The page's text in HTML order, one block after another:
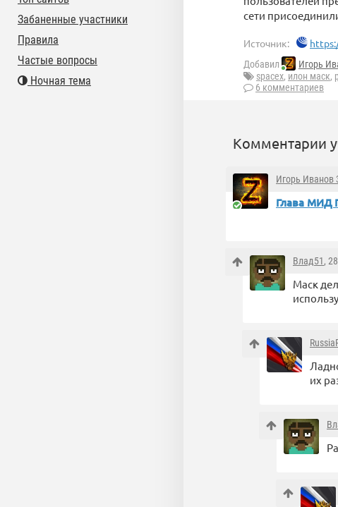
сети
Источник:
Добавил Игорь
spacex, илон маск,
6 комментариев
Комментарии
Игорь Иванов
Глава МИД
Влад51,
Маск
их
Забаненные участники
Правила
Частые вопросы
Ночная тема